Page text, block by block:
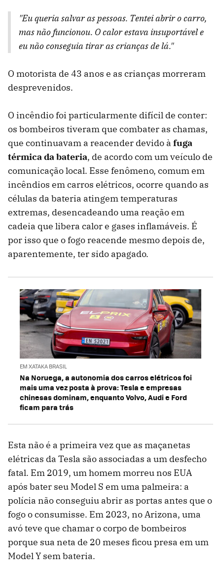
"Eu queria salvar as pessoas. Tentei abrir o carro,
mas não funcionou. O calor estava insuportável e
eu não conseguia tirar as crianças de lá."
O motorista de 43 anos e as crianças morreram
desprevenidos.
O incêndio foi particularmente difícil de conter:
os bombeiros tiveram que combater as chamas,
que continuavam a reacender devido à fuga
térmica da bateria, de acordo com um veículo de
comunicação local. Esse fenômeno, comum em
incêndios em carros elétricos, ocorre quando as
células da bateria atingem temperaturas
extremas, desencadeando uma reação em
cadeia que libera calor e gases inflamáveis. É
por isso que o fogo reacende mesmo depois de,
aparentemente, ter sido apagado.
EM XATAKA BRASIL
Na Noruega, a autonomia dos carros elétricos foi
mais uma vez posta à prova: Tesla e empresas
chinesas dominam, enquanto Volvo, Audi e Ford
ficam para trás
Esta não é a primeira vez que as maçanetas
elétricas da Tesla são associadas a um desfecho
fatal. Em 2019, um homem morreu nos EUA
após bater seu Model S em uma palmeira: a
polícia não conseguiu abrir as portas antes que o
fogo o consumisse. Em 2023, no Arizona, uma
avó teve que chamar o corpo de bombeiros
porque sua neta de 20 meses ficou presa em um
Model Y sem bateria.